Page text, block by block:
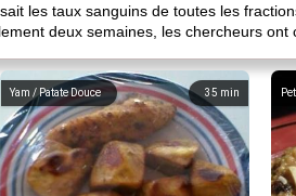
les taux sanguins de toutes les
deux semaines, les chercheurs
35 min
Yam / Patate Douce